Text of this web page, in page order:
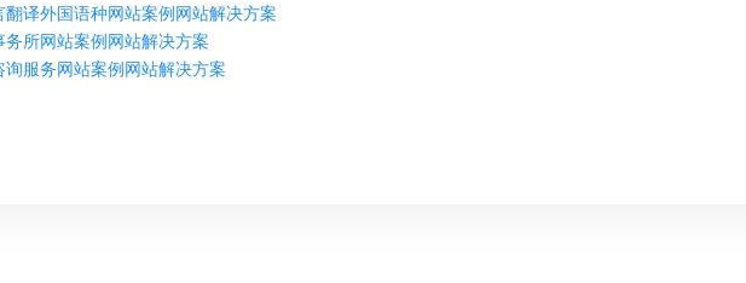
翻译外国语种网站案例网站解决方案
务所网站案例网站解决方案
询服务网站案例网站解决方案